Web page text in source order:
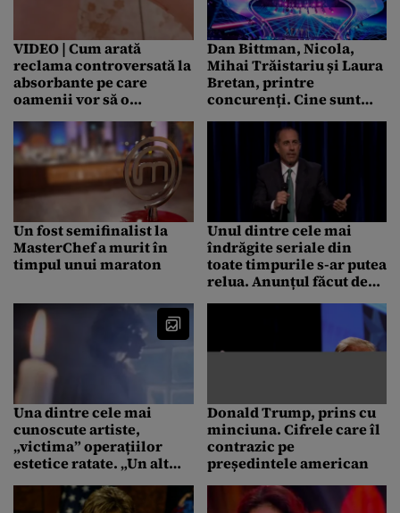
VIDEO | Cum arată
reclama controversată la
absorbante pe care
oamenii vor să o
o laudă: Sunt
dezgustătoare
Dan Bittman, Nicola,
Mihai Trăistariu și Laura
Bretan, printre
concurenți. Cine sunt
Eurovision România
Un fost semifinalist la
MasterChef a murit în
timpul unui maraton
Unul dintre cele mai
îndrăgite seriale din
toate timpurile s-ar putea
relua. Anunțul făcut de
Una dintre cele mai
cunoscute artiste,
„victima” operațiilor
estetice ratate. „Un alt
Botox”
Donald Trump, prins cu
minciuna. Cifrele care îl
contrazic pe
președintele american